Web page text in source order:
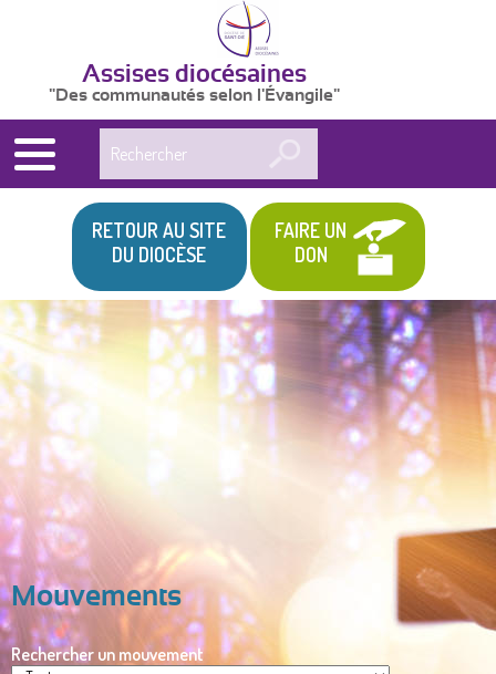
Assises diocésaines
"Des communautés selon l'Évangile"
RETOUR AU SITE
DU DIOCÈSE
FAIRE UN
DON
Mouvements
Rechercher un mouvement